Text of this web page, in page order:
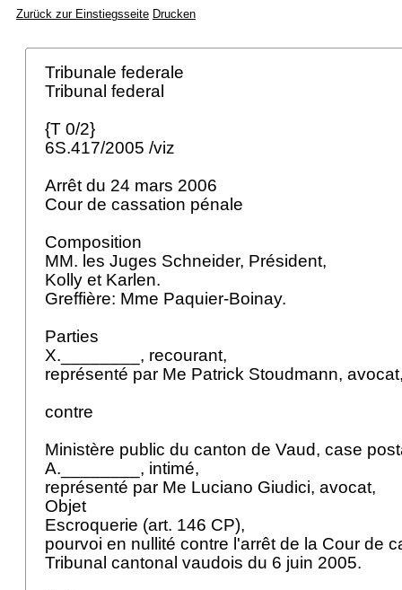
Zurück zur Einstiegsseite Drucken
Tribunale federale
Tribunal federal
{T 0/2}
6S.417/2005 /viz
Arrêt du 24 mars 2006
Cour de cassation pénale
Composition
MM. les Juges Schneider, Président,
Kolly et Karlen.
Greffière: Mme Paquier-Boinay.
Parties
X.________, recourant,
représenté par Me Patrick Stoudmann,
contre
Ministère public du canton de Vaud, case
A.________, intimé,
représenté par Me Luciano Giudici, avocat,
Objet
Escroquerie (art. 146 CP),
pourvoi en nullité contre l'arrêt de la Cour de
Tribunal cantonal vaudois du 6 juin 2005.